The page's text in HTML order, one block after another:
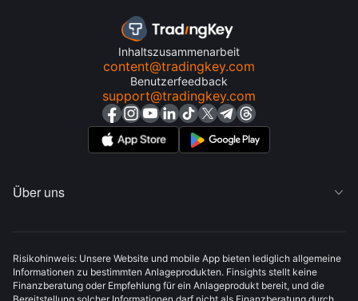
Inhaltszusammenarbeit
content@tradingkey.com
Benutzerfeedback
support@tradingkey.com
Über uns 
Risikohinweis: Unsere Website und mobile App bieten lediglich allgemeine
Informationen zu bestimmten Anlageprodukten. Finsights stellt keine
Finanzberatung oder Empfehlung für ein Anlageprodukt bereit, und die